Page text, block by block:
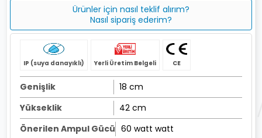
Ürünler için nasıl teklif alırım?
Nasıl sipariş ederim?
IP (suya danayıklı) Yerli Üretim Belgeli CE
Genişlik
18 cm
Yükseklik
42 cm
Önerilen Ampul Gücü 60 watt watt